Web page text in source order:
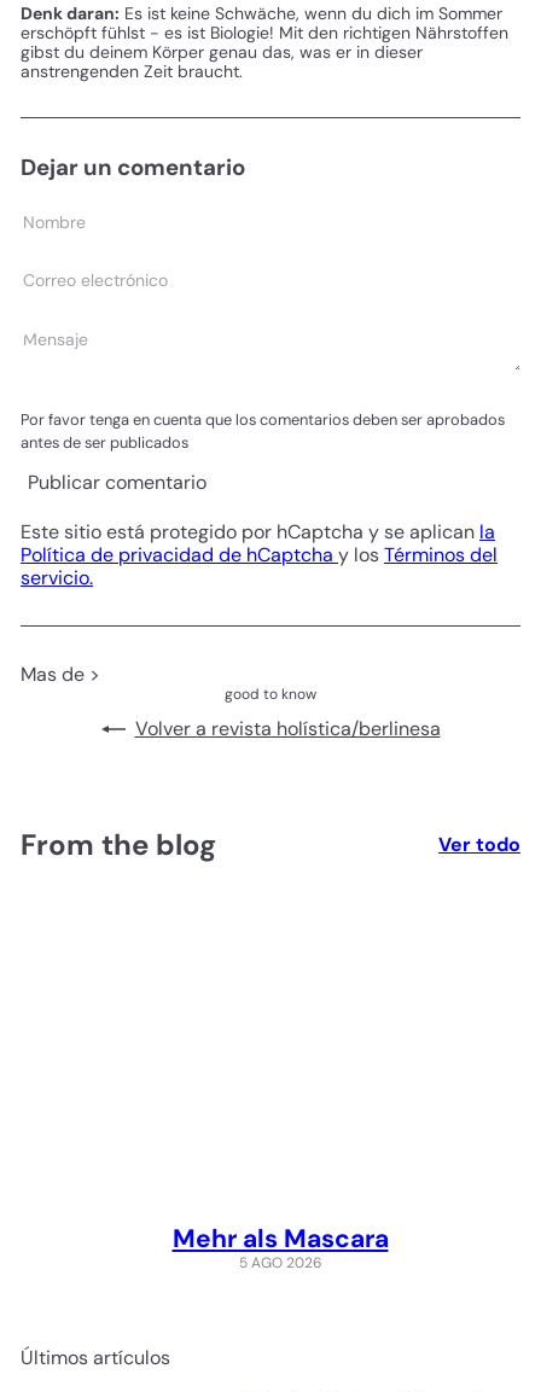
Denk daran: Es ist keine Schwäche, wenn du dich im Sommer
erschöpft fühlst - es ist Biologie! Mit den richtigen Nährstoffen
gibst du deinem Körper genau das, was er in dieser
anstrengenden Zeit braucht.
Dejar un comentario
Nombre
Correo
Mensaje
Por favor tenga en cuenta que los comentarios deben ser aprobados
antes de ser publicados
Publicar comentario
Este sitio está protegido por hCaptcha y se aplican la
Política de privacidad de hCaptcha y losTérminos del
servicio.
Mas de >
good to know
Volver a revista holística/berlinesa
From the blog Ver todo
Mehr als Mascara
5 AGO 2026
Últimos artículos